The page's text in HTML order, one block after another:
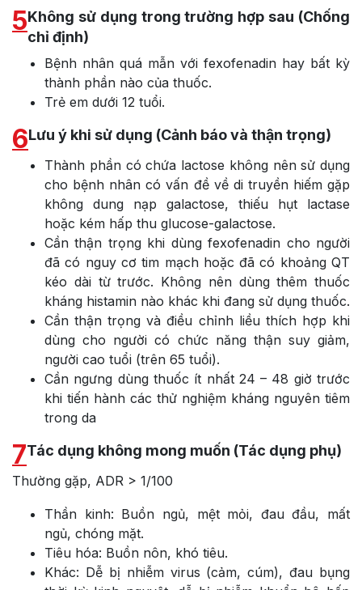
5Không sử dụng trong trường hợp sau (Chống
chỉ định)
Bệnh nhân quá mẫn với fexofenadin hay bất kỳ
thành phần nào của thuốc.
Trẻ em dưới 12 tuổi.
6Lưu ý khi sử dụng (Cảnh báo và thận trọng)
Thành phần có chứa lactose không nên sử dụng
cho bệnh nhân có vấn đề về di truyền hiếm gặp
không dung nạp galactose, thiếu hụt lactase
hoặc kém hấp thu glucose-galactose.
Cần thận trọng khi dùng fexofenadin cho người
đã có nguy cơ tim mạch hoặc đã có khoảng QT
kéo dài từ trước. Không nên dùng thêm thuốc
kháng histamin nào khác khi đang sử dụng thuốc.
Cần thận trọng và điều chỉnh liều thích hợp khi
dùng cho người có chức năng thận suy giảm,
người cao tuổi (trên 65 tuổi).
Cần ngưng dùng thuốc ít nhất 24 – 48 giờ trước
khi tiến hành các thử nghiệm kháng nguyên tiêm
trong da
7Tác dụng không mong muốn (Tác dụng phụ)
Thường gặp, ADR > 1/100
Thần kinh: Buồn ngủ, mệt mỏi, đau đầu, mất
ngủ, chóng mặt.
Tiêu hóa: Buồn nôn, khó tiêu.
Khác: Dễ bị nhiễm virus (cảm, cúm), đau bụng